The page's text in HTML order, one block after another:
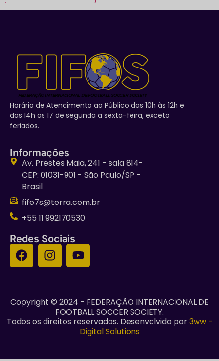
Horário de Atendimento ao Público das 10h às 12h e
dàs 14h às 17 de segunda a sexta-feira, exceto
feriados.
Informações
Av. Prestes Maia, 241 - sala 814-
CEP: 01031-901 - São Paulo/SP -
Brasil
fifo7s@terra.com.br
+55 11 992170530
Redes Sociais
Copyright © 2024 - FEDERAÇÃO INTERNACIONAL DE
FOOTBALL SOCCER SOCIETY.
Todos os direitos reservados. Desenvolvido por3ww -
Digital Solutions